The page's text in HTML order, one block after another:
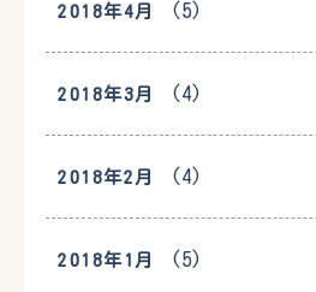
2018年4月 (5)
2018年3月 (4)
2018年2月 (4)
2018年1月 (5)